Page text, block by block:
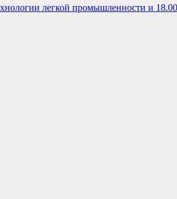
легкой промышленности и